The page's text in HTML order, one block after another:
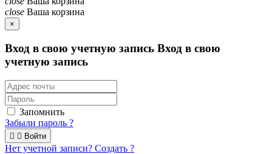
close Ваша корзина
×
Вход в свою учетную запись Вход в свою
учетную запись
Запомнить
Забыли пароль ?
  Войти
Нет учетной записи? Создать ?